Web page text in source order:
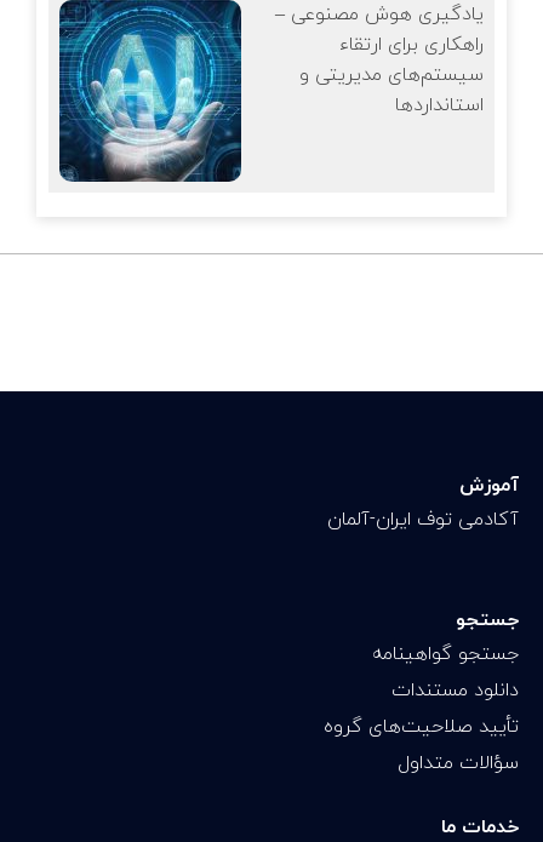
یادگیری هوش مصنوعی –
راهکاری برای ارتقاء
سیستم‌های مدیریتی و
استانداردها
آموزش
آکادمی توف ایران-آلمان
جستجو
جستجو گواهینامه
دانلود مستندات
تأیید صلاحیت‌های گروه
سؤالات متداول
خدمات ما